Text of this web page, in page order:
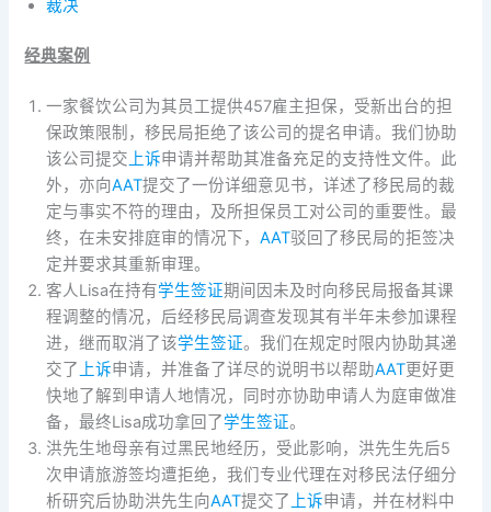
裁决
经典案例
一家餐饮公司为其员工提供457雇主担保，受新出台的担
保政策限制，移民局拒绝了该公司的提名申请。我们协助
该公司提交 上诉申请并帮助其准备充足的支持性文件。此
外，亦向AAT提交了一份详细意见书，详述了移民局的裁
定与事实不符的理由，及所担保员工对公司的重要性。最
终，在未安排庭审的情况下，AAT驳回了移民局的拒签决
定并要求其重新审理。
客人Lisa在持有学生签证期间因未及时向移民局报备其课
程调整的情况，后经移民局调查发现其有半年未参加课程
进，继而取消了该学生签证。我们在规定时限内协助其递
交了 上诉申请，并准备了详尽的说明书以帮助AAT更好更
快地了解到申请人地情况，同时亦协助申请人为庭审做准
备，最终Lisa成功拿回了学生签证。
洪先生地母亲有过黑民地经历，受此影响，洪先生先后5
次申请旅游签均遭拒绝，我们专业代理在对移民法仔细分
析研究后协助洪先生向AAT提交了 上诉申请，并在材料中